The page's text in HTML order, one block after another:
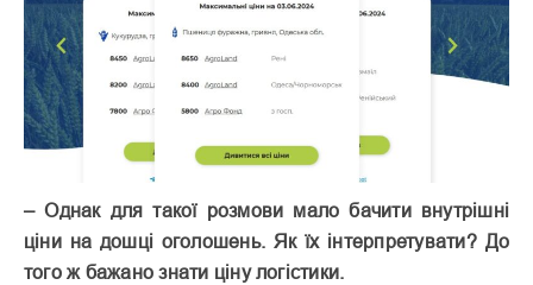
– Однак для такої розмови мало бачити внутрішні
ціни на дошці оголошень. Як їх інтерпретувати? До
того ж бажано знати ціну логістики.